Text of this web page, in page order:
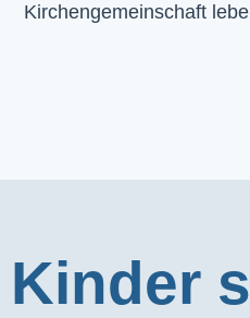
Kirchengemeinschaft
Kinder